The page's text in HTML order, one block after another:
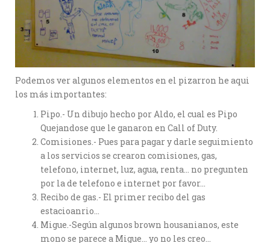
Podemos ver algunos elementos en el pizarron he aqui
los más importantes:
Pipo.- Un dibujo hecho por Aldo, el cual es Pipo
Quejandose que le ganaron en Call of Duty.
Comisiones.- Pues para pagar y darle seguimiento
a los servicios se crearon comisiones, gas,
telefono, internet, luz, agua, renta… no pregunten
por la de telefono e internet por favor…
Recibo de gas.- El primer recibo del gas
estacioanrio…
Migue.-Según algunos brown housanianos, este
mono se parece a Migue… yo no les creo…